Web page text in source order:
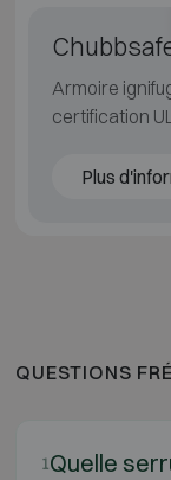
Armoire
certification
Plus
QUESTIONS
1Quelle